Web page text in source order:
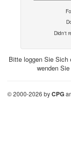
Didn't
Bitte loggen Sie Sich
wenden
©2000-2026 byCPG